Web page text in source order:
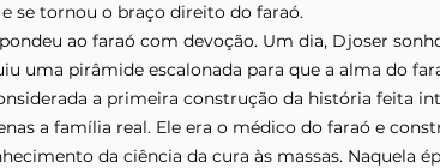
e se tornou o braço direito do faraó.
ao faraó com devoção. Um dia, Djoser
uma pirâmide escalonada para que a alma do
a primeira construção da história feita
a família real. Ele era o médico do faraó e
da ciência da cura às massas. Naquela